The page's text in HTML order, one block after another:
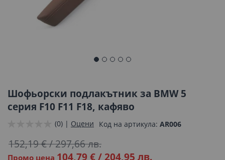
началото
галерия
Шофьорски подлакътник за BMW 5
серия F10 F11 F18, кафяво
(0) | Оцени Код на артикула AR006
Промо цена 104,79 €/204,95 лв.
152,19 €/297,66 лв.